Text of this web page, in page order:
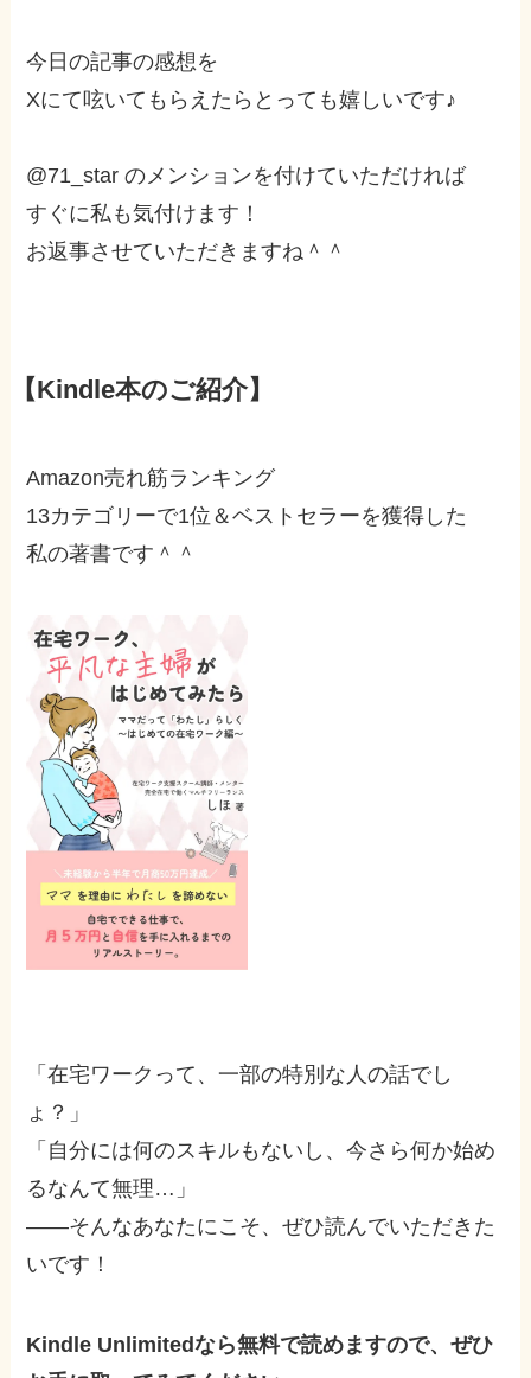
今日の記事の感想を
Xにて呟いてもらえたらとっても嬉しいです♪
@71_star のメンションを付けていただければ
すぐに私も気付けます！
お返事させていただきますね＾＾
【Kindle本のご紹介】
Amazon売れ筋ランキング
13カテゴリーで1位＆ベストセラーを獲得した
私の著書です＾＾
「在宅ワークって、一部の特別な人の話でし
ょ？」
「自分には何のスキルもないし、今さら何か始め
るなんて無理…」
――そんなあなたにこそ、ぜひ読んでいただきた
いです！
Kindle Unlimitedなら無料で読めますので、ぜひ